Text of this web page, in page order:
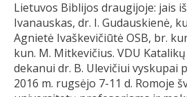
Lietuvos Biblijos draugijoje: jais
Ivanauskas, dr. I. Gudauskienė,
Agnietė Ivaškevičiūtė OSB, br.
kun. M. Mitkevičius. VDU
dekanui dr. B. Ulevičiui vyskupai
2016 m. rugsėjo 7-11 d. Romoje